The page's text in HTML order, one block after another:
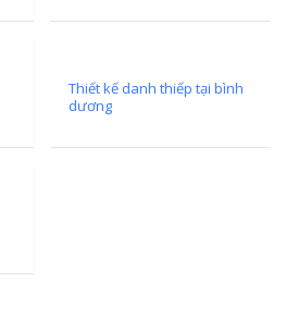
Thiết kế danh thiếp tại bình
dương